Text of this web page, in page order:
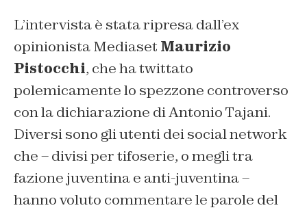
L’intervista è stata ripresa dall’ex
opinionista Mediaset Maurizio
Pistocchi, che ha twittato
polemicamente lo spezzone controverso
con la dichiarazione di Antonio Tajani.
Diversi sono gli utenti dei social network
che – divisi per tifoserie, o megli tra
fazione juventina e anti-juventina –
hanno voluto commentare le parole del